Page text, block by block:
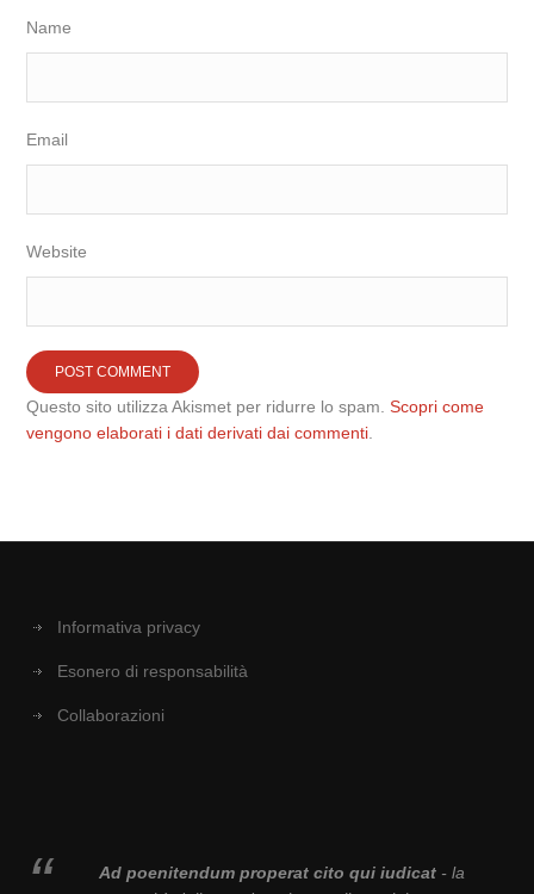
Name
Email
Website
Questo sito utilizza Akismet per ridurre lo spam.Scopri come
vengono elaborati i dati derivati dai commenti
Informativa privacy
Esonero di responsabilità
Collaborazioni
Ad poenitendum properat cito qui iudicat- la